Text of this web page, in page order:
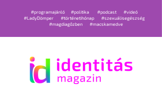
#programajánló #politika #podcast
#videó
#LadyDömper
#történetihónap
#szexuálisegészség
#magdiagőzben
#macskamedve